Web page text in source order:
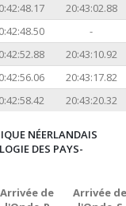
20:43:02.88
-
20:43:10.92
20:43:17.82
20:43:20.32
NÉERLANDAIS
DES PAYS-
Arrivée de
Arrivée de